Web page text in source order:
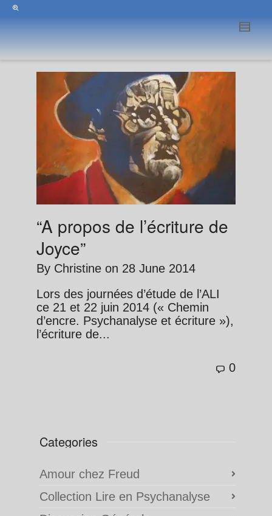
“A propos de l’écriture de
Joyce”
By Christine on 28 June 2014
Lors des journées d’étude de l’ALI
ce 21 et 22 juin 2014 (« Chemin
d’encre. Psychanalyse et écriture »),
l’écriture de...
0
Categories
Amour chez Freud
Collection Lire en Psychanalyse